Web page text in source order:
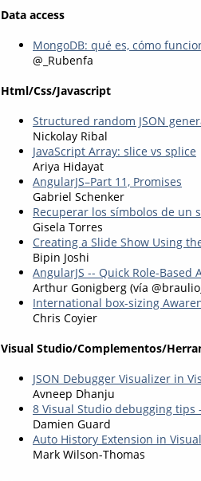
Data access
MongoDB: qué es, cómo
@_Rubenfa
Html/Css/Javascript
Structured random JSON
Nickolay Ribal
JavaScript Array: slice vs splice
Ariya Hidayat
AngularJS–Part 11, Promises
Gabriel Schenker
Recuperar los símbolos de un
Gisela Torres
Creating a Slide Show Using
Bipin Joshi
AngularJS -- Quick Role-Based
Arthur Gonigberg (vía
International box-sizing
Chris Coyier
Visual Studio/Complementos/
JSON Debugger Visualizer in
Avneep Dhanju
8 Visual Studio debugging tips
Damien Guard
Auto History Extension in
Mark Wilson-Thomas